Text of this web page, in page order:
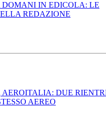
IN EDICOLA: LE
REDAZIONE
DUE
AEREO